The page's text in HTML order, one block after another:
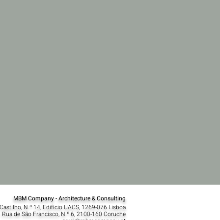
MBM Company - Architecture & Consulting
N.º 14, Edifício UACS, 1269-076 Lisboa​
Rua de São Francisco, N.º 6, 2100-160 Coruche